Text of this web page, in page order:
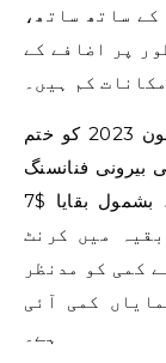
ساتھ ساتھ،
پر اضافے کے
کم ہیں۔
مجموعی طور پر، موڈیز کا اندازہ ہے کہ جون 2023 کو ختم
بیرونی فنانسنگ
کی ضروریات تقریباً 11 بلین ڈالر ہوں گی، بشمول بقایا $7
میں کرنٹ
کمی کو مدنظر
کمی آئی
ہے۔